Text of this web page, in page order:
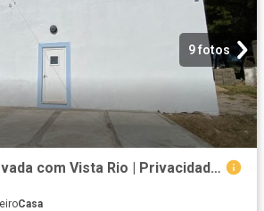
9 fotos
Moradia T2 Renovada com Vista Rio | Privacidade Total | Despesas Incluídas Parchal
Casa